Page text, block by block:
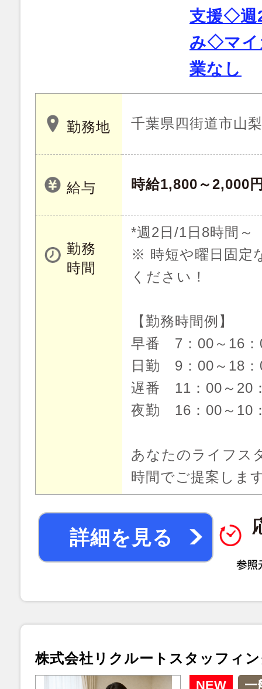
支援◇週
み◇マイ
業なし
勤務地 千葉県四街道市山梨
給与 時給1,800～2,000
勤務
時間
*週2日/1日8時間
※ 時短や曜日固定
ください！
【勤務時間例】
早番 7：00～16：
日勤 9：00～18：
遅番 11：00～20
夜勤 16：00～10
あなたのライフス
時間でご提案しま
詳細を見る
株式会社リクルートスタッフィ
NEW 一